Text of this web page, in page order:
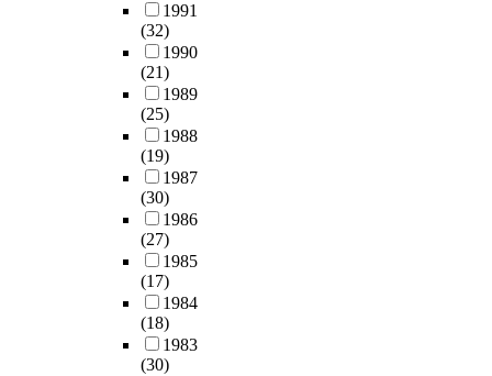
1991
(32)
1990
(21)
1989
(25)
1988
(19)
1987
(30)
1986
(27)
1985
(17)
1984
(18)
1983
(30)